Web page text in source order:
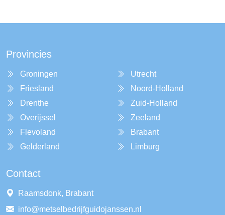
Provincies
Groningen
Friesland
Drenthe
Overijssel
Flevoland
Gelderland
Utrecht
Noord-Holland
Zuid-Holland
Zeeland
Brabant
Limburg
Contact
Raamsdonk, Brabant
info@metselbedrijfguidojanssen.nl